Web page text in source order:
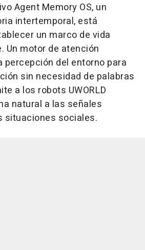
Agent Memory OS, un
intertemporal, está
un marco de vida
Un motor de atención
del entorno para
sin necesidad de palabras
a los robots UWORLD
natural a las señales
situaciones sociales.